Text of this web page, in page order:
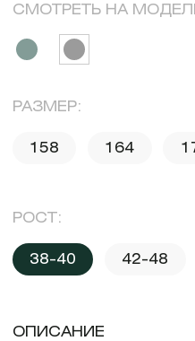
СМОТРЕТЬ НА МОДЕЛИ
РАЗМЕР:
158 164
РОСТ:
38-40 42-48
ОПИСАНИЕ